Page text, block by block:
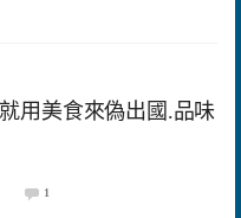
用美食來偽出國.品味
1